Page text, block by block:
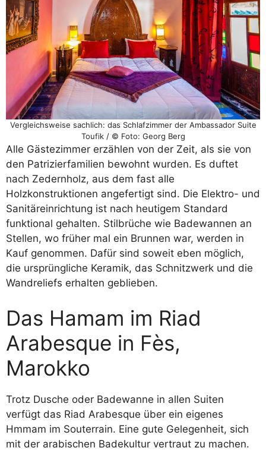
Vergleichsweise sachlich: das Schlafzimmer der Ambassador Suite
Toufik / © Foto: Georg Berg
Alle Gästezimmer erzählen von der Zeit, als sie von
den Patrizierfamilien bewohnt wurden. Es duftet
nach Zedernholz, aus dem fast alle
Holzkonstruktionen angefertigt sind. Die Elektro- und
Sanitäreinrichtung ist nach heutigem Standard
funktional gehalten. Stilbrüche wie Badewannen an
Stellen, wo früher mal ein Brunnen war, werden in
Kauf genommen. Dafür sind soweit eben möglich,
die ursprüngliche Keramik, das Schnitzwerk und die
Wandreliefs erhalten geblieben.
Das Hamam im Riad
Arabesque in Fès,
Marokko
Trotz Dusche oder Badewanne in allen Suiten
verfügt das Riad Arabesque über ein eigenes
Hmmam im Souterrain. Eine gute Gelegenheit, sich
mit der arabischen Badekultur vertraut zu machen.